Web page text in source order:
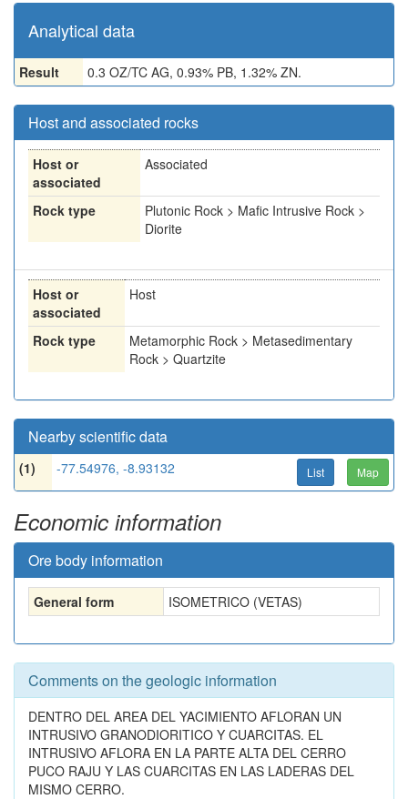
Analytical data
Result 0.3 OZ/TC AG, 0.93% PB, 1.32% ZN.
Host and associated rocks
Host or
associated
Associated
Rock type
Plutonic Rock > Mafic Intrusive Rock >
Diorite
Host or
associated
Host
Rock type
Metamorphic Rock > Metasedimentary
Rock > Quartzite
Nearby scientific data
(1) -77.54976, -8.93132 List Map
Economic information
Ore body information
General form ISOMETRICO (VETAS)
Comments on the geologic information
DENTRO DEL AREA DEL YACIMIENTO AFLORAN UN
INTRUSIVO GRANODIORITICO Y CUARCITAS. EL
INTRUSIVO AFLORA EN LA PARTE ALTA DEL CERRO
PUCO RAJU Y LAS CUARCITAS EN LAS LADERAS DEL
MISMO CERRO.